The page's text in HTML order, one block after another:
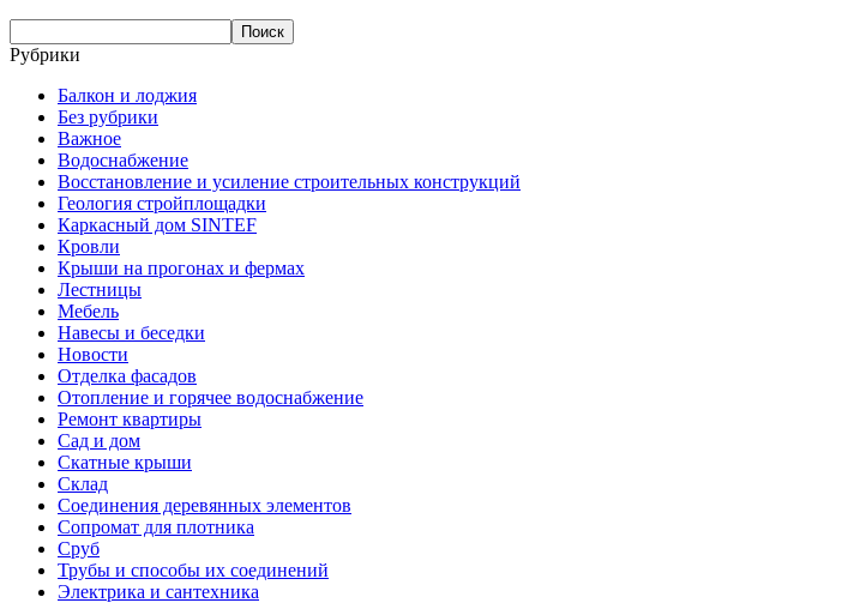
Рубрики
Балкон и лоджия
Без рубрики
Важное
Водоснабжение
Восстановление и усиление строительных конструкций
Геология стройплощадки
Каркасный дом SINTEF
Кровли
Крыши на прогонах и фермах
Лестницы
Мебель
Навесы и беседки
Новости
Отделка фасадов
Отопление и горячее водоснабжение
Ремонт квартиры
Сад и дом
Скатные крыши
Склад
Соединения деревянных элементов
Сопромат для плотника
Сруб
Трубы и способы их соединений
Электрика и сантехника